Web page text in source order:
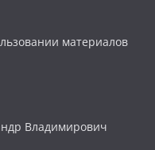
материалов
Владимирович